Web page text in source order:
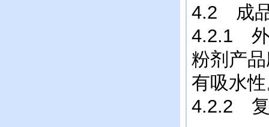
4.2 成
4.2.1 外
粉剂产
有吸水
4.2.2 复